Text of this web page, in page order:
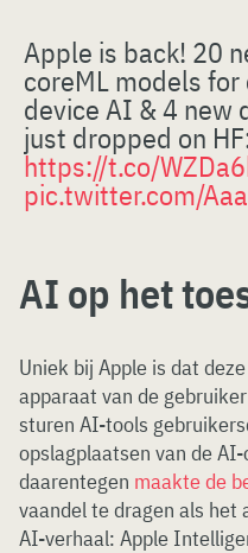
Apple is back! 20
coreML models for
device AI & 4 new
just dropped on
https://t.co/
pic.twitter.com/
AI op het
Uniek bij Apple is dat
apparaat van de
sturen AI-tools
opslagplaatsen van de
daarentegen maakte de
vaandel te dragen als het
AI-verhaal: Apple